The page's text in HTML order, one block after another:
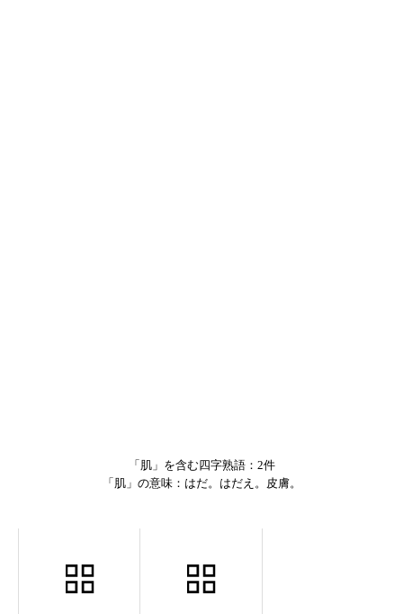
「肌」を含む四字熟語：2件
「肌」の意味：はだ。はだえ。皮膚。